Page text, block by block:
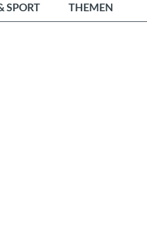
SPORT THEMEN